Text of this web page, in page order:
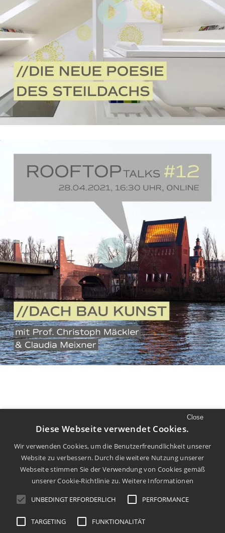
LUST AUF MEHR
Mehr Filme und Diskurs finden Sie auf
unseremYoutubeKanal.
info@dachkult.de
Close
Diese Webseite verwendet Cookies.
Wir verwenden Cookies, um die Benutzerfreundlichkeit unserer
Website zu verbessern. Durch die weitere Nutzung unserer
Webseite stimmen Sie der Verwendung von Cookies gemäß
unserer Cookie-Richtlinie zu. Weitere Informationen
UNBEDINGT ERFORDERLICH PERFORMANCE
TARGETING FUNKTIONALITÄT